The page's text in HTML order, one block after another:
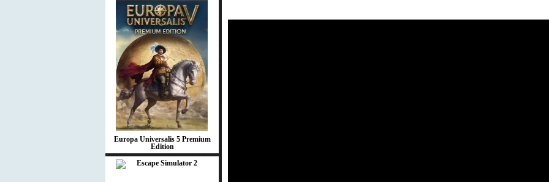
Europa Universalis 5 Premium
Edition